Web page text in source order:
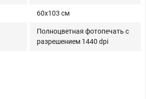
60x103 см
Полноцветная фотопечать с
разрешением 1440 dpi